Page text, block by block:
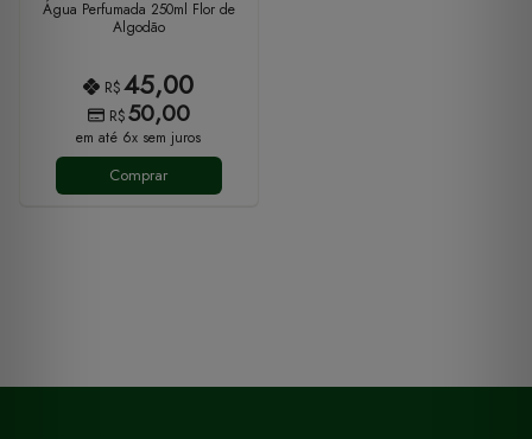
Água Perfumada 250ml Flor de
Algodão
R$45,00
R$50,00
em até 6x sem juros
Comprar